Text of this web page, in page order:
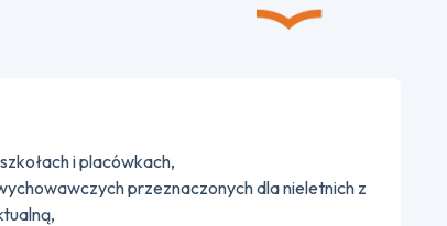
i placówkach,
przeznaczonych dla nieletnich z